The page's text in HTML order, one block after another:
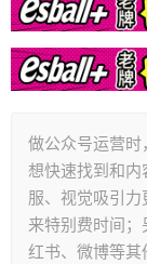
做公众号运营时
想快速找到和
服、视觉吸引
来特别费时间
红书、微博等其